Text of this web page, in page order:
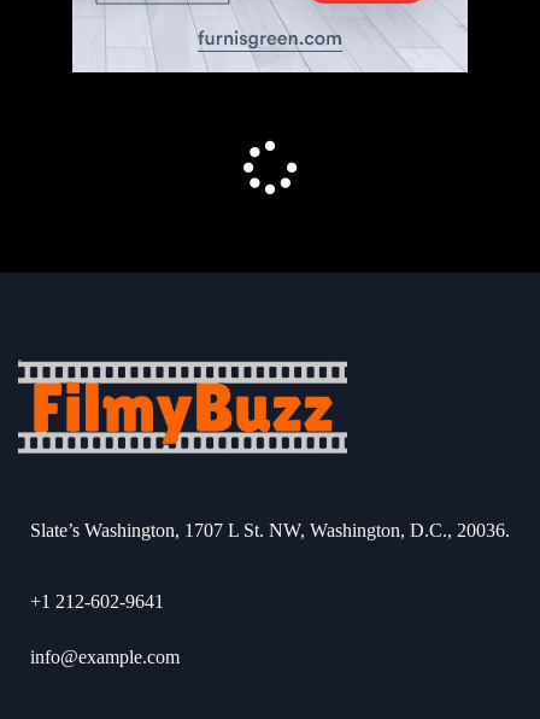
Slate’s Washington, 1707 L St. NW, Washington, D.C., 20036.
+1 212-602-9641
info@example.com